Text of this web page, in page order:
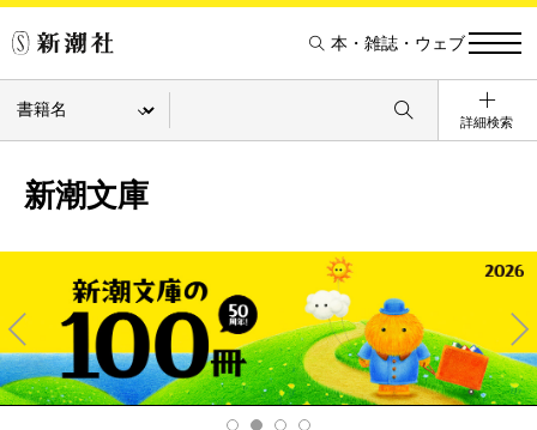
本・雑誌・ウェブ
詳細検索
新潮文庫
Pre
v
Ne
xt